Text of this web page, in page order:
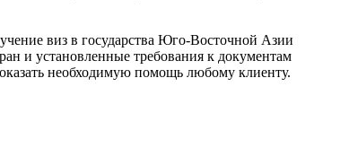
виз в государства Юго-Восточной Азии
и установленные требования к документам
необходимую помощь любому клиенту.